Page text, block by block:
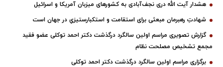
هشدار آیت الله دری نجف‌آبادی به کشورهای میزبان آمریکا و اسرائیل
شهادتِ رهبرمان مبعثی برای استقامت و استکبارستیزیِ در جهان است
گزارش تصویری مراسم اولین سالگرد درگذشت دکتر احمد توکلی عضو فقید
مجمع تشخیص مصلحت نظام
برگزاری مراسم اولین سالگرد درگذشت دکتر احمد توکلی